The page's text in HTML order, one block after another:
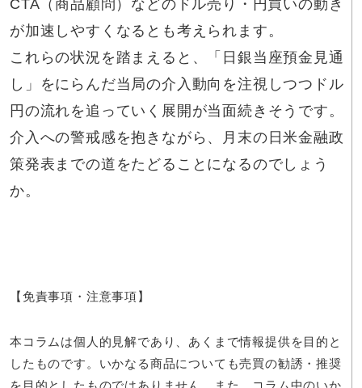
CTA（商品顧問）などのドル売り・円買いの動き
が加速しやすくなるとも考えられます。
これらの状況を踏まえると、「日銀当座預金見通
し」をにらんだ当局の介入動向を注視しつつドル
円の流れを追っていく展開が当面続きそうです。
介入への警戒感を抱きながら、月末の日米金融政
策発表までの道をたどることになるのでしょう
か。
【免責事項・注意事項】
本コラムは個人的見解であり、あくまで情報提供を目的と
したものです。いかなる商品についても売買の勧誘・推奨
を目的としたものではありません。また、コラム中のいか